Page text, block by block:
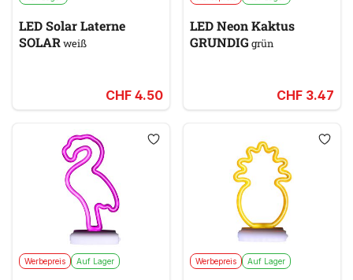
LED Solar Laterne
SOLARweiß
CHF 4.50
LED Neon Kaktus
GRUNDIG grün
CHF 3.47
Werbepreis Auf Lager Werbepreis Auf Lager